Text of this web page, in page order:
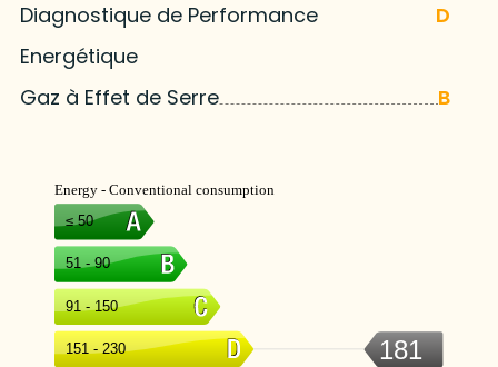
Diagnostique de Performance
Energétique
D
Gaz à Effet de Serre B